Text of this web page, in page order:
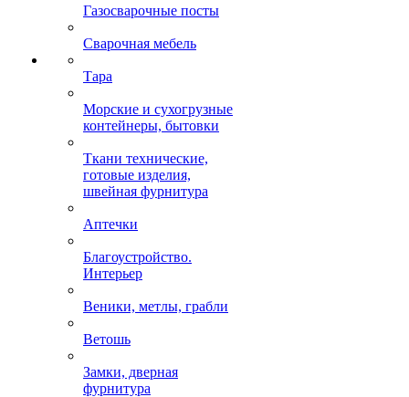
Газосварочные посты
Сварочная мебель
Тара
Морские и сухогрузные
контейнеры, бытовки
Ткани технические,
готовые изделия,
швейная фурнитура
Аптечки
Благоустройство.
Интерьер
Веники, метлы, грабли
Ветошь
Замки, дверная
фурнитура